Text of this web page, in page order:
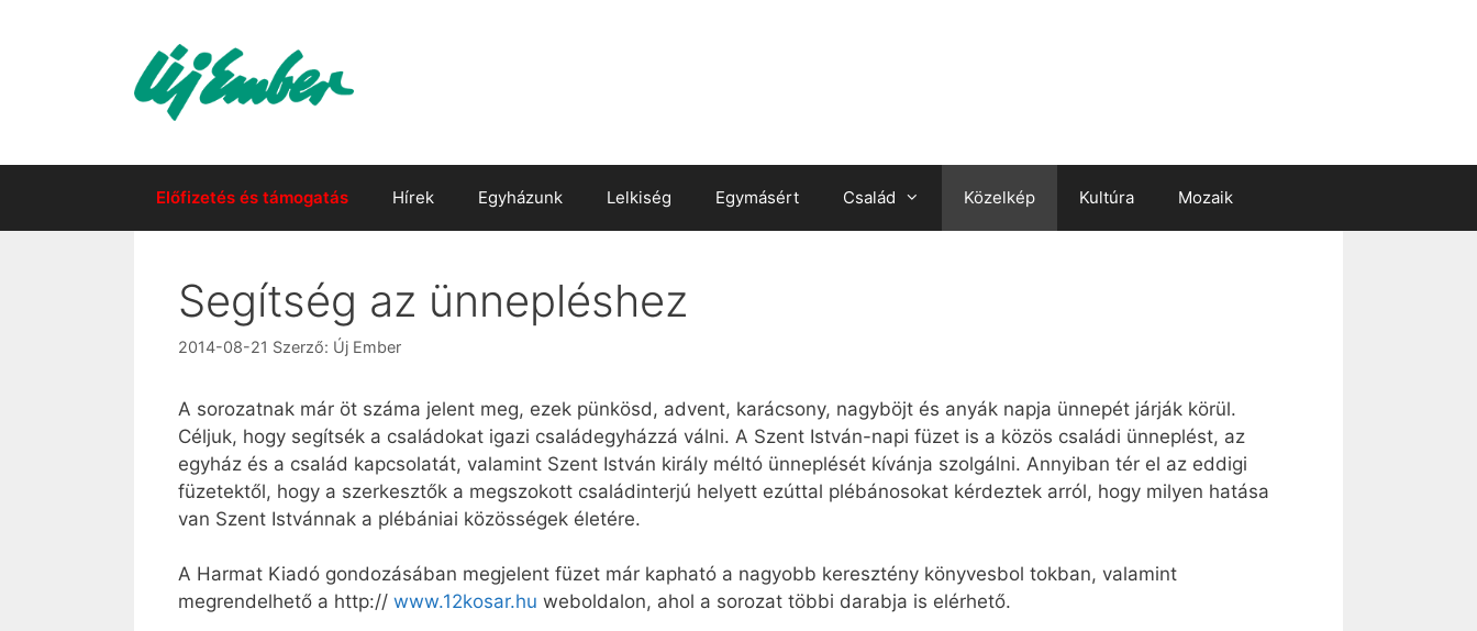
Előfizetés és támogatás Hírek Egyházunk Lelkiség Egymásért Család Közelkép Kultúra Mozaik
Segítség az ünnepléshez
2014-08-21 Szerző: Új Ember
A sorozatnak már öt száma jelent meg, ezek pünkösd, advent, karácsony, nagyböjt és anyák napja ünnepét járják körül.
Céljuk, hogy segítsék a családokat igazi családegyházzá válni. A Szent István-napi füzet is a közös családi ünneplést, az
egyház és a család kapcsolatát, valamint Szent István király méltó ünneplését kívánja szolgálni. Annyiban tér el az eddigi
füzetektől, hogy a szerkesztők a megszokott családinterjú helyett ezúttal plébánosokat kérdeztek arról, hogy milyen hatása
van Szent Istvánnak a plébániai közösségek életére.
A Harmat Kiadó gondozásában megjelent füzet már kapható a nagyobb keresztény könyvesbol tokban, valamint
megrendelhető a http:// www.12kosar.hu weboldalon, ahol a sorozat többi darabja is elérhető.